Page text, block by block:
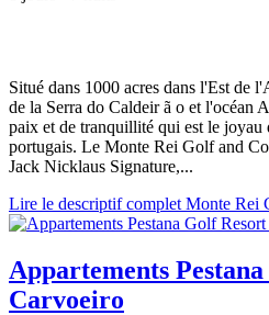
Situé dans 1000 acres dans l'Est de
de la Serra do Caldeir ã o et l'océan
paix et de tranquillité qui est le
portugais. Le Monte Rei Golf and
Jack Nicklaus Signature,...
Lire le descriptif complet Monte
Appartements
Carvoeiro